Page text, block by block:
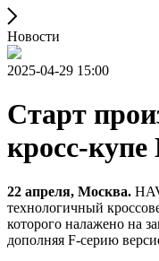
Новости
2025-04-29 15:00
Старт
кросс-
22 апреля, Москва.
технологичный
которого налажено на
дополняя F-серию